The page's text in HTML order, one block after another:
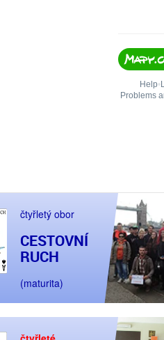
čtyřletý obor
CESTOVNÍ
RUCH
(maturita)